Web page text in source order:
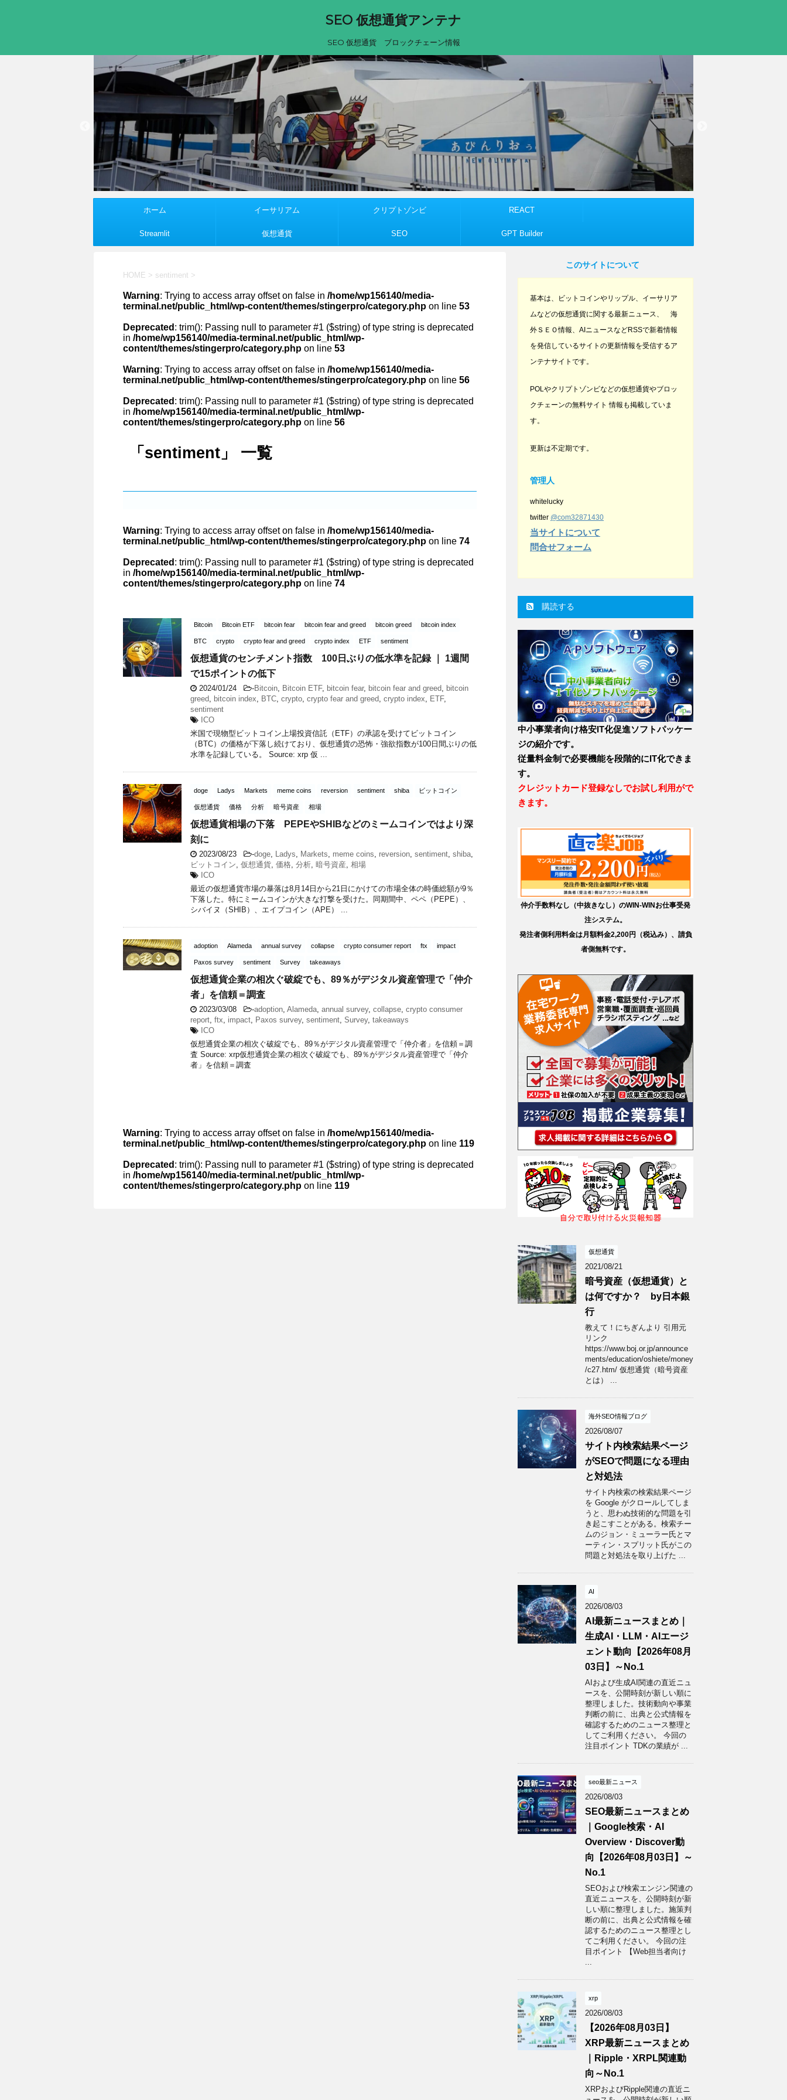
SEO 仮想通貨アンテナ
SEO 仮想通貨 ブロックチェーン情報
ホーム イーサリアム クリプトゾンビ REACT
Streamlit 仮想通貨 SEO GPT Builder
HOME > sentiment >
Warning: Trying to access array offset on false in /home/wp156140/media-
terminal.net/public_html/wp-content/themes/stingerpro/category.php on line 53
Deprecated : trim(): Passing null to parameter #1 ($string) of type string is deprecated
in /home/wp156140/media-terminal.net/public_html/wp-
content/themes/stingerpro/category.php on line 53
Warning: Trying to access array offset on false in /home/wp156140/media-
terminal.net/public_html/wp-content/themes/stingerpro/category.php on line 56
Deprecated : trim(): Passing null to parameter #1 ($string) of type string is deprecated
in /home/wp156140/media-terminal.net/public_html/wp-
content/themes/stingerpro/category.php on line 56
「sentiment」 一覧
Warning: Trying to access array offset on false in /home/wp156140/media-
terminal.net/public_html/wp-content/themes/stingerpro/category.php on line 74
Deprecated : trim(): Passing null to parameter #1 ($string) of type string is deprecated
in /home/wp156140/media-terminal.net/public_html/wp-
content/themes/stingerpro/category.php on line 74
Bitcoin Bitcoin ETF bitcoin fear bitcoin fear and greed bitcoin greed bitcoin index
BTC crypto crypto fear and greed crypto index ETF sentiment
仮想通貨のセンチメント指数 100日ぶりの低水準を記録 ｜ 1週間
で15ポイントの低下
2024/01/24 -Bitcoin, Bitcoin ETF, bitcoin fear, bitcoin fear and greed, bitcoin
greed, bitcoin index, BTC, crypto, crypto fear and greed, crypto index, ETF,
sentiment
ICO
米国で現物型ビットコイン上場投資信託（ETF）の承認を受けてビットコイン
（BTC）の価格が下落し続けており、仮想通貨の恐怖・強欲指数が100日間ぶりの低
水準を記録している。 Source: xrp 仮 ...
doge Ladys Markets meme coins reversion sentiment shiba ビットコイン
仮想通貨 価格 分析 暗号資産 相場
仮想通貨相場の下落 PEPEやSHIBなどのミームコインではより深
刻に
2023/08/23 -doge, Ladys, Markets, meme coins, reversion, sentiment, shiba,
ビットコイン, 仮想通貨, 価格, 分析, 暗号資産, 相場
ICO
最近の仮想通貨市場の暴落は8月14日から21日にかけての市場全体の時価総額が9％
下落した。特にミームコインが大きな打撃を受けた。同期間中、ペペ（PEPE）、
シバイヌ（SHIB）、エイプコイン（APE） ...
adoption Alameda annual survey collapse crypto consumer report ftx impact
Paxos survey sentiment Survey takeaways
仮想通貨企業の相次ぐ破綻でも、89％がデジタル資産管理で「仲介
者」を信頼＝調査
2023/03/08 -adoption, Alameda, annual survey, collapse, crypto consumer
report, ftx, impact, Paxos survey, sentiment, Survey, takeaways
ICO
仮想通貨企業の相次ぐ破綻でも、89％がデジタル資産管理で「仲介者」を信頼＝調
査 Source: xrp仮想通貨企業の相次ぐ破綻でも、89％がデジタル資産管理で「仲介
者」を信頼＝調査
Warning: Trying to access array offset on false in /home/wp156140/media-
terminal.net/public_html/wp-content/themes/stingerpro/category.php on line 119
Deprecated : trim(): Passing null to parameter #1 ($string) of type string is deprecated
in /home/wp156140/media-terminal.net/public_html/wp-
content/themes/stingerpro/category.php on line 119
このサイトについて
基本は、ビットコインやリップル、イーサリア
ムなどの仮想通貨に関する最新ニュース、 海
外ＳＥＯ情報、AIニュースなどRSSで新着情報
を発信しているサイトの更新情報を受信するア
ンテナサイトです。
POLやクリプトゾンビなどの仮想通貨やブロッ
クチェーンの無料サイト 情報も掲載していま
す。
更新は不定期です。
管理人
whitelucky
twitter @com32871430
当サイトについて
問合せフォーム
購読する
中小事業者向け格安IT化促進ソフトパッケー
ジの紹介です。
従量料金制で必要機能を段階的にIT化できま
す。
クレジットカード登録なしでお試し利用がで
きます。
仲介手数料なし（中抜きなし）のWIN-WINお仕事受発
注システム。
発注者側利用料金は月額料金2,200円（税込み）、請負
者側無料です。
仮想通貨
2021/08/21
暗号資産（仮想通貨）と
は何ですか？ by日本銀
行
教えて！にちぎんより 引用元
リンク
https://www.boj.or.jp/announce
ments/education/oshiete/money
/c27.htm/ 仮想通貨（暗号資産
とは） ...
海外SEO情報ブログ
2026/08/07
サイト内検索結果ページ
がSEOで問題になる理由
と対処法
サイト内検索の検索結果ページ
を Google がクロールしてしま
うと、思わぬ技術的な問題を引
き起こすことがある。検索チー
ムのジョン・ミューラー氏とマ
ーティン・スプリット氏がこの
問題と対処法を取り上げた ...
AI
2026/08/03
AI最新ニュースまとめ｜
生成AI・LLM・AIエージ
ェント動向【2026年08月
03日】～No.1
AIおよび生成AI関連の直近ニュ
ースを、公開時刻が新しい順に
整理しました。技術動向や事業
判断の前に、出典と公式情報を
確認するためのニュース整理と
してご利用ください。 今回の
注目ポイント TDKの業績が ...
seo最新ニュース
2026/08/03
SEO最新ニュースまとめ
｜Google検索・AI
Overview・Discover動
向【2026年08月03日】～
No.1
SEOおよび検索エンジン関連の
直近ニュースを、公開時刻が新
しい順に整理しました。施策判
断の前に、出典と公式情報を確
認するためのニュース整理とし
てご利用ください。 今回の注
目ポイント 【Web担当者向け
xrp
2026/08/03
【2026年08月03日】
XRP最新ニュースまとめ
｜Ripple・XRPL関連動
向～No.1
XRPおよびRipple関連の直近ニ